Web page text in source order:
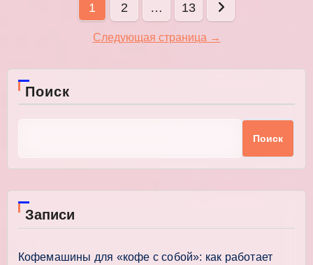
Пагинация
записей
1 2 … 13
Следующая страница →
Поиск
Поиск
Записи
Кофемашины для «кофе с собой»: как работает